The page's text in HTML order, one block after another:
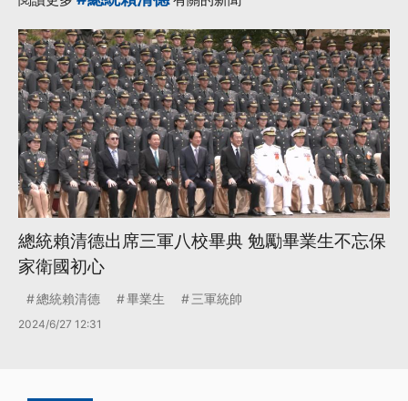
總統賴清德出席三軍八校畢典 勉勵畢業生不忘保
家衛國初心
總統賴清德 畢業生 三軍統帥
2024/6/27 12:31